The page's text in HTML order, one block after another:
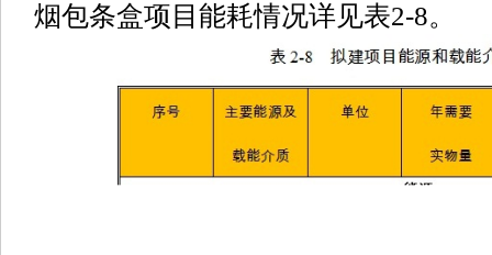
烟包条盒项目能耗情况详见表2-8。